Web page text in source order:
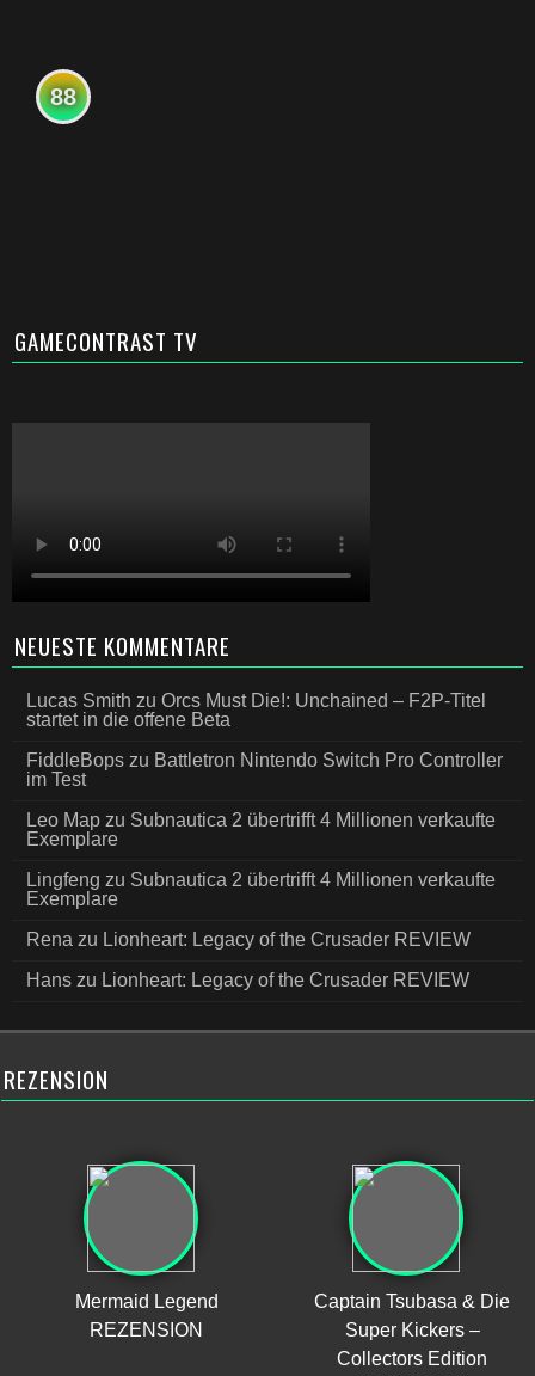
88
GAMECONTRAST TV
NEUESTE KOMMENTARE
Lucas Smith zu Orcs Must Die!: Unchained – F2P-Titel
startet in die offene Beta
FiddleBops zu Battletron Nintendo Switch Pro Controller
im Test
Leo Map zu Subnautica 2 übertrifft 4 Millionen verkaufte
Exemplare
Lingfeng zu Subnautica 2 übertrifft 4 Millionen verkaufte
Exemplare
Rena zu Lionheart: Legacy of the Crusader REVIEW
Hans zu Lionheart: Legacy of the Crusader REVIEW
REZENSION
Mermaid Legend
REZENSION
Captain Tsubasa & Die
Super Kickers –
Collectors Edition